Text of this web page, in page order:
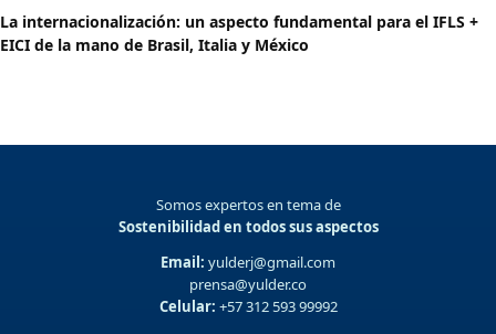
La internacionalización: un aspecto fundamental para el IFLS +
EICI de la mano de Brasil, Italia y México
Somos expertos en tema de
Sostenibilidad en todos sus aspectos
Email: yulderj@gmail.com
prensa@yulder.co
Celular: +57 312 593 99992